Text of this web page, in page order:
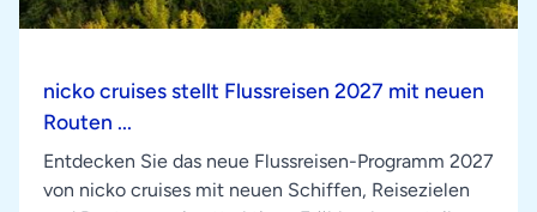
nicko cruises stellt Flussreisen 2027 mit neuen
Routen ...
Entdecken Sie das neue Flussreisen-Programm 2027
von nicko cruises mit neuen Schiffen, Reisezielen